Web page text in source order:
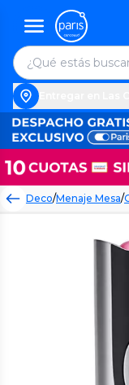
Deco/Menaje Mesa/